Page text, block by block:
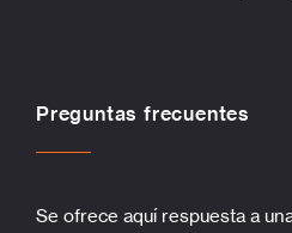
Preguntas frecuentes
Se ofrece aquí respuesta a